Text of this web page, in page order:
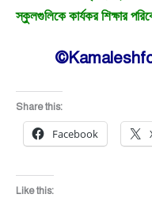
স্কুলগুলিকে কার্যকর শিক্ষার
Share this:
Facebook
Like this: